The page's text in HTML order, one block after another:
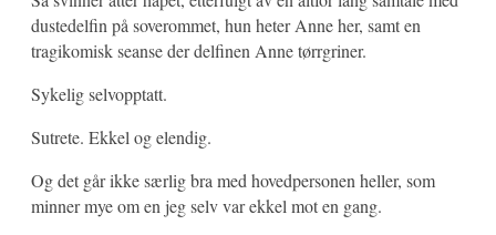
dustedelfin på soverommet, hun heter Anne her, samt en
tragikomisk seanse der delfinen Anne tørrgriner.
Sykelig selvopptatt.
Sutrete. Ekkel og elendig.
Og det går ikke særlig bra med hovedpersonen heller, som
minner mye om en jeg selv var ekkel mot en gang.